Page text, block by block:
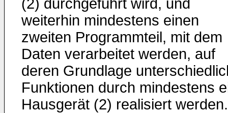
(2) durchgeführt wird, und
weiterhin mindestens einen
zweiten Programmteil, mit dem
Daten verarbeitet werden, auf
deren Grundlage
Funktionen durch mindestens
Hausgerät (2) realisiert werden.